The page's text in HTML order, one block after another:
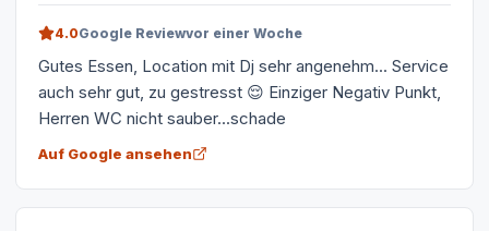
4.0Google Reviewvor einer Woche
Gutes Essen, Location mit Dj sehr angenehm... Service
auch sehr gut, zu gestresst 😌 Einziger Negativ Punkt,
Herren WC nicht sauber...schade
Auf Google ansehen